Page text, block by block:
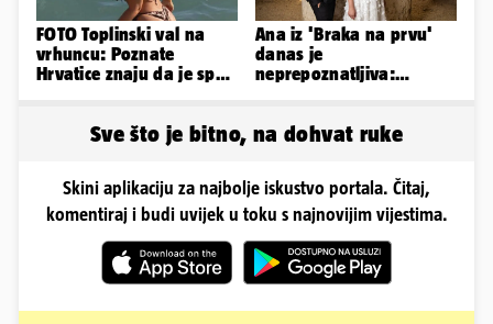
FOTO Toplinski val na
vrhuncu: Poznate
Hrvatice znaju da je spas
Ana iz 'Braka na prvu'
danas je
neprepoznatljiva:
Sve što je bitno, na dohvat ruke
Skini aplikaciju za najbolje iskustvo portala. Čitaj,
komentiraj i budi uvijek u toku s najnovijim vijestima.